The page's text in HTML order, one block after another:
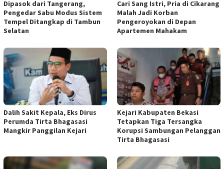
Dipasok dari Tangerang,
Pengedar Sabu Modus Sistem
Tempel Ditangkap di Tambun
Selatan
Cari Sang Istri, Pria di Cikarang
Malah Jadi Korban
Pengeroyokan di Depan
Apartemen Mahakam
Dalih Sakit Kepala, Eks Dirus
Perumda Tirta Bhagasasi
Mangkir Panggilan Kejari
Kejari Kabupaten Bekasi
Tetapkan Tiga Tersangka
Korupsi Sambungan Pelanggan
Tirta Bhagasasi